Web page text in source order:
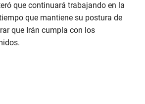
que continuará trabajando en la
que mantiene su postura de
que Irán cumpla con los